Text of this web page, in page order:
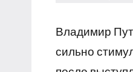
Владимир
сильно